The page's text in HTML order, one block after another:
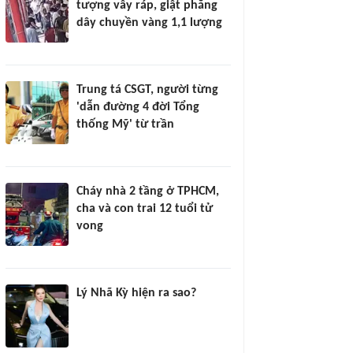
tượng vây ráp, giật phăng
dây chuyền vàng 1,1 lượng
Trung tá CSGT, người từng
'dẫn đường 4 đời Tổng
thống Mỹ' từ trần
Cháy nhà 2 tầng ở TPHCM,
cha và con trai 12 tuổi tử
vong
Lý Nhã Kỳ hiện ra sao?